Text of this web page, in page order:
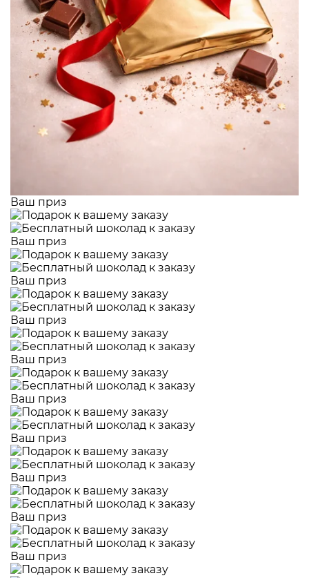
Ваш приз
Ваш приз
Ваш приз
Ваш приз
Ваш приз
Ваш приз
Ваш приз
Ваш приз
Ваш приз
Ваш приз